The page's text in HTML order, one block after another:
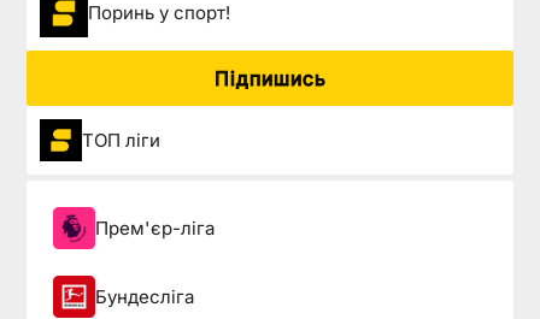
Поринь у спорт!
Підпишись
ТОП ліги
Прем'єр-ліга
Бундесліга